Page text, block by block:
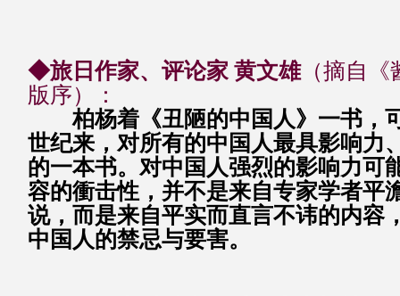
◆旅日作家、评论家 黄文雄（摘自《
版序）：
柏杨着《丑陋的中国人》一书，
世纪来，对所有的中国人最具影响力
的一本书。对中国人强烈的影响力可
容的衝击性，并不是来自专家学者平
说，而是来自平实而直言不讳的内容
中国人的禁忌与要害。